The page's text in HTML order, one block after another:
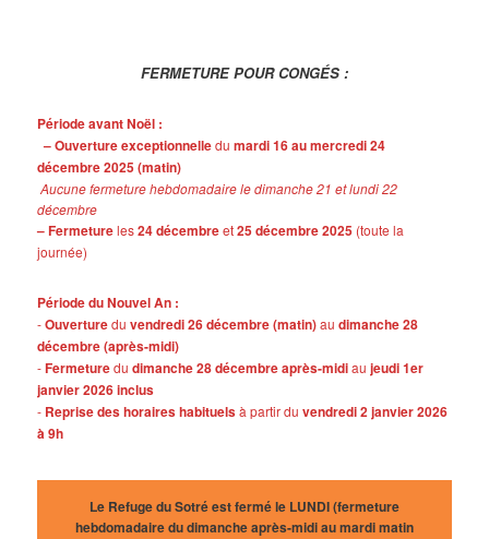
FERMETURE POUR CONGÉS :
Période avant Noël :
– Ouverture exceptionnelledumardi 16 au mercredi 24
décembre 2025 (matin)
Aucune fermeture hebdomadaire le dimanche 21 et lundi 22
décembre
– Fermetureles24 décembreet25 décembre 2025 (toute la
journée)
Période du Nouvel An :
-Ouvertureduvendredi 26 décembre (matin)audimanche 28
décembre (après-midi)
-Fermeturedudimanche 28 décembre après-midiaujeudi 1er
janvier 2026 inclus
- Reprise des horaires habituelsà partir duvendredi 2 janvier 2026
à 9h
Le Refuge du Sotré est fermé le LUNDI (fermeture
hebdomadaire du dimanche après-midi au mardi matin